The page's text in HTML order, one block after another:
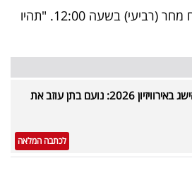
מכירת הכרטיסים תיפתח מחר (רביעי) בשעה 12:00. "תהיו
לאחר ההישג באירוויזיון 2026: נועם בתן עוזב את
לכתבה המלאה